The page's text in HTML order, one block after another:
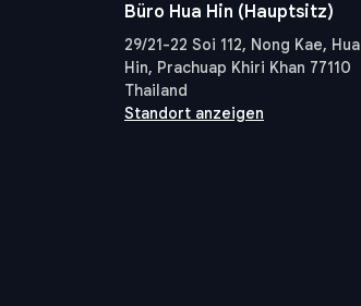
Büro Hua Hin (Hauptsitz)
29/21-22 Soi 112, Nong Kae, Hua
Hin, Prachuap Khiri Khan 77110
Thailand
Standort anzeigen